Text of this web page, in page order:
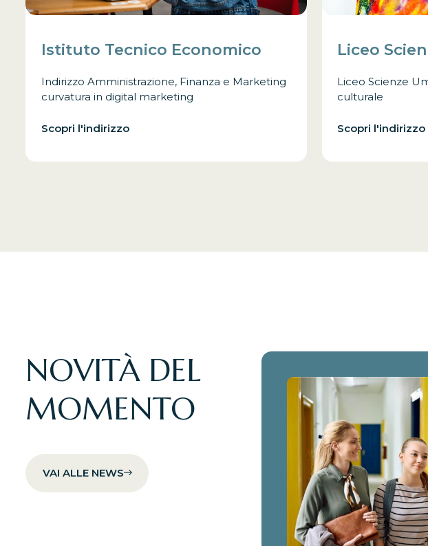
Istituto Tecnico Economico
Indirizzo Amministrazione, Finanza e Marketing
curvatura in digital marketing
Scopri l'indirizzo
Liceo
Liceo Scienze
culturale
Scopri l'indirizzo
NOVITÀ DEL
MOMENTO
VAI ALLE NEWS